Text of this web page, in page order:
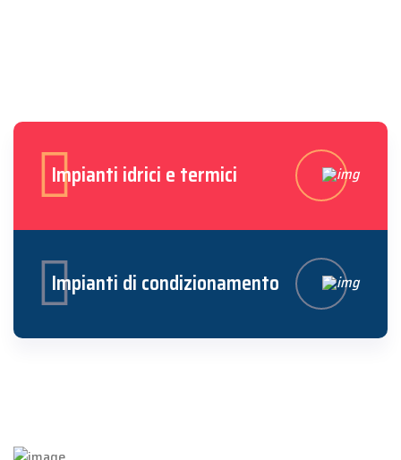
Impianti idrici e termici
Impianti di condizionamento